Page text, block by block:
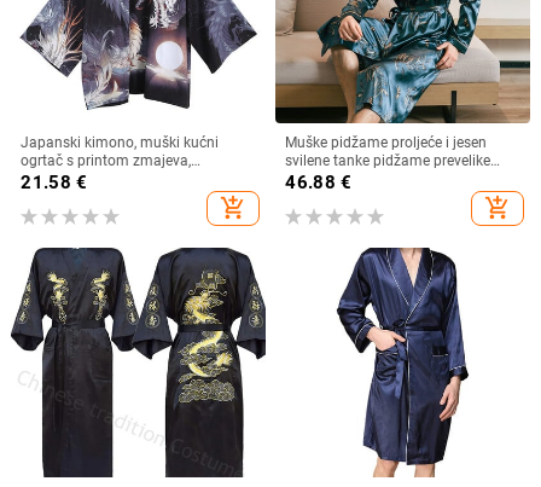
Japanski kimono, muški kućni
ogrtač s printom zmajeva,
spavaćica velike veličine, muški
ljetni ogrtač dugih rukava 2019.
Modna azijska Harajuku odjeća
21.58 €
add_shopping_cart
Muške pidžame proljeće i jesen
svilene tanke pidžame prevelike
veličine dugih rukava kućni ogrtači
od ledene svile kućna odjeća ljetna
46.88 €
add_shopping_cart